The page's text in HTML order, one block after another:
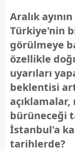
Aralık
Türkiye'nin
görülmeye
özellikle
uyarıları
beklentisi
bürüneceği
İstanbul'a
tarihlerde?